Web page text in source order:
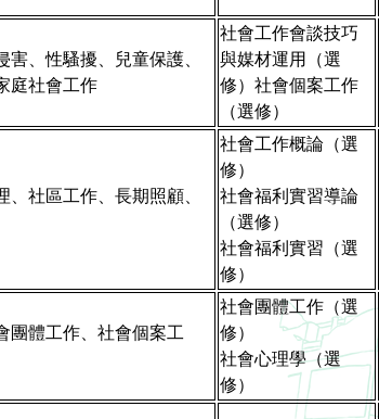
害、性騷擾、兒童保護、
庭社會工作
社會工作會談技巧
與媒材運用（選
修）社會個案工作
（選修）
、社區工作、長期照顧、
社會工作概論（選
修）
社會福利實習導論
（選修）
社會福利實習（選
修）
團體工作、社會個案工
社會團體工作（選
修）
社會心理學（選
修）